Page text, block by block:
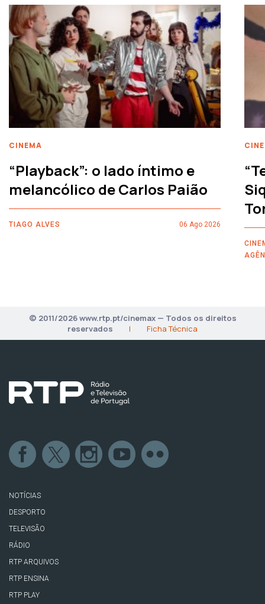
CINEMA
“Playback”: o lado íntimo e
melancólico de Carlos Paião
TIAGO ALVES 06 Ago 2026
© 2011/2026 www.rtp.pt/cinemax — Todos os direitos
reservados
| Ficha Técnica
NOTÍCIAS
DESPORTO
TELEVISÃO
RÁDIO
RTP ARQUIVOS
RTP ENSINA
RTP PLAY